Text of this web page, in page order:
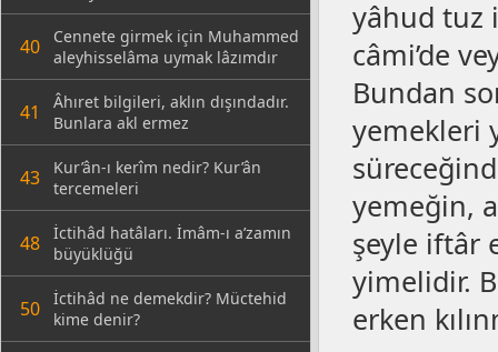
40
Cennete girmek için Muhammed
aleyhisselâma uymak lâzımdır
41
Âhıret bilgileri, aklın dışındadır.
Bunlara akl ermez
43
Kur’ân-ı kerîm nedir? Kur’ân
tercemeleri
48
İctihâd hatâları. İmâm-ı a’zamın
büyüklüğü
50
İctihâd ne demekdir? Müctehid
kime denir?
yâhud tuz
câmi’de
Bundan
yemekleri
yemeğin,
şeyle iftâr
yimelidir.
erken